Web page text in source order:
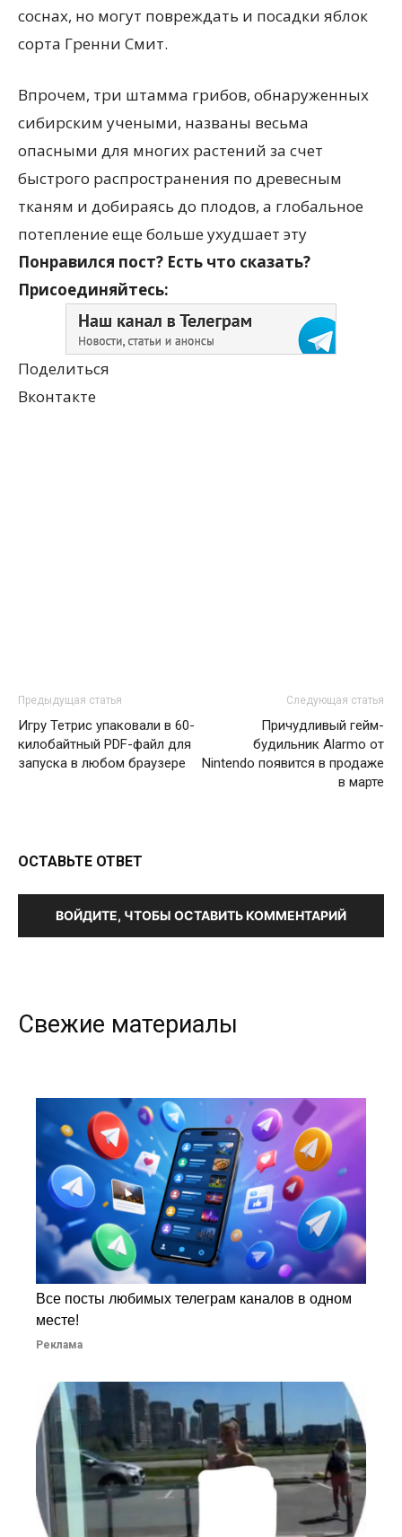
соснах, но могут повреждать и посадки яблок
сорта Гренни Смит.
Впрочем, три штамма грибов, обнаруженных
сибирским учеными, названы весьма
опасными для многих растений за счет
быстрого распространения по древесным
тканям и добираясь до плодов, а глобальное
потепление еще больше ухудшает эту
Понравился пост? Есть что сказать?
Присоединяйтесь:
Поделиться
Вконтакте
Предыдущая статья
Игру Тетрис упаковали в 60-
килобайтный PDF-файл для
запуска в любом браузере
Следующая статья
Причудливый гейм-
будильник Alarmo от
Nintendo появится в продаже
в марте
ОСТАВЬТЕ ОТВЕТ
ВОЙДИТЕ, ЧТОБЫ ОСТАВИТЬ КОММЕНТАРИЙ
Свежие материалы
Все посты любимых телеграм каналов в одном
месте!
Реклама